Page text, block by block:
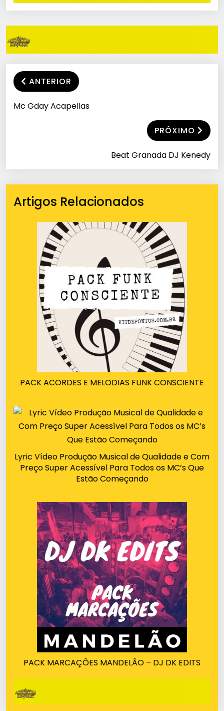
ANTERIOR
Mc Gday Acapellas
PRÓXIMO
Beat Granada DJ Kenedy
Artigos Relacionados
PACK ACORDES E MELODIAS FUNK CONSCIENTE
Lyric Vídeo Produção Musical de Qualidade e Com
Preço Super Acessível Para Todos os MC’s Que
Estão Começando
PACK MARCAÇÕES MANDELÃO – DJ DK EDITS